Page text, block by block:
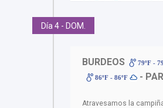
Día 4 - DOM.
BURDEOS 79ºF -
86ºF - 86ºF -
Atravesamos la